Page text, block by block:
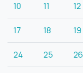
10 11 12
17 18 19
24 25 26